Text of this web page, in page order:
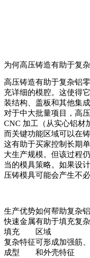
为何高压铸造有助于复
高压铸造有助于复杂铝
充详细的模腔。这使得
装结构、盖板和其他集
对于中大批量项目，高
CNC 加工（从实心铝材
而关键功能区域可以在
这有助于买家控制长期
大生产规模。但该过程
当的模具策略。如果设
压铸模具可能会产生不
生产优势如何帮助复杂
快速金属
填充
有助于填充复
区域
复杂特征
成型
可形成加强筋
和外壳特征